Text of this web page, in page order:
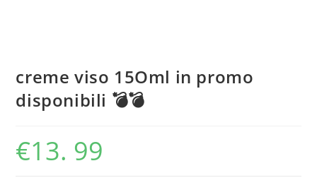
creme viso 15Oml in promo
disponibili 💣💣
€13. 99